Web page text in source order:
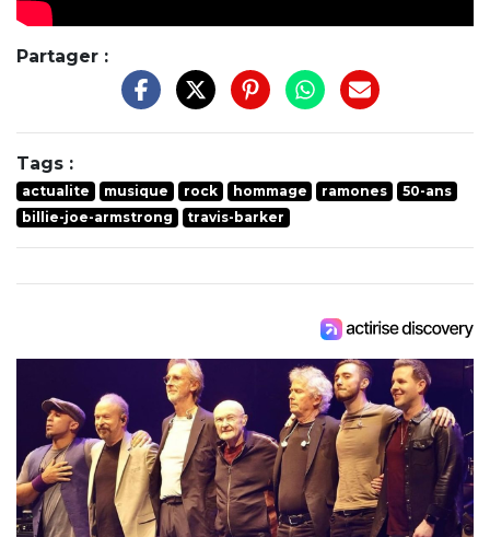
Partager :
Tags :
actualite musique rock hommage ramones
50-ans
billie-joe-armstrong
travis-barker